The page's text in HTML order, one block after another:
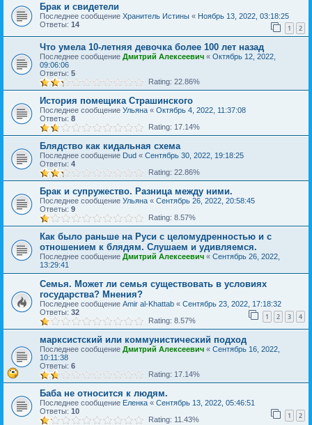
Брак и свидетели
Последнее сообщение Хранитель Истины « Ноябрь 13, 2022, 03:18:25
Ответы: 14 1 2
Что умела 10-летняя девочка более 100 лет назад
Последнее сообщение Дмитрий Алексеевич « Октябрь 12, 2022,
09:06:06
Ответы: 5
Rating: 22.86%
История помещика Страшинского
Последнее сообщение Ульяна « Октябрь 4, 2022, 11:37:08
Ответы: 8
Rating: 17.14%
Блядство как кидальная схема
Последнее сообщение Dud « Сентябрь 30, 2022, 19:18:25
Ответы: 4
Rating: 22.86%
Брак и супружество. Разница между ними.
Последнее сообщение Ульяна « Сентябрь 26, 2022, 20:58:45
Ответы: 9
Rating: 8.57%
Как было раньше на Руси с целомудренностью и с
отношением к блядям. Слушаем и удивляемся.
Последнее сообщение Дмитрий Алексеевич « Сентябрь 26, 2022,
13:29:41
Семья. Может ли семья существовать в условиях
государства? Мнения?
Последнее сообщение Amir al-Khattab « Сентябрь 23, 2022, 17:18:32
Ответы: 32 1 2 3 4
Rating: 8.57%
марксистский или коммунистический подход
Последнее сообщение Дмитрий Алексеевич « Сентябрь 16, 2022,
10:11:38
Ответы: 6
Rating: 17.14%
Баба не относится к людям.
Последнее сообщение Еленка « Сентябрь 13, 2022, 05:46:51
Ответы: 10 1 2
Rating: 11.43%